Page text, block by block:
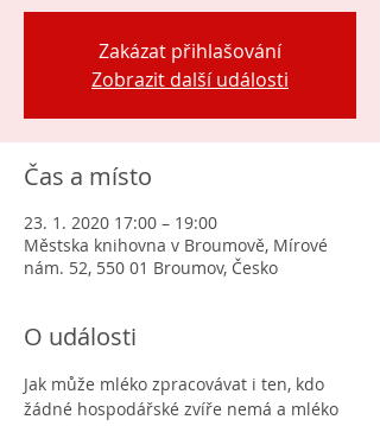
Zakázat přihlašování
Zobrazit další události
Čas a místo
23. 1. 2020 17:00 – 19:00
Městska knihovna v Broumově, Mírové
nám. 52, 550 01 Broumov, Česko
O události
Jak může mléko zpracovávat i ten, kdo
žádné hospodářské zvíře nemá a mléko